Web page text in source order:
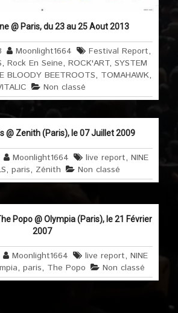
@ Paris, du 23 au 25 Aout 2013
Moonlight1664 Festival Report,
, Rock En Seine, ROCK'ART, SYSTEM
BLOODY BEETROOTS, TOMAHAWK,
Non classé
@ Zenith (Paris), le 07 Juillet 2009
Moonlight1664 live report, NINE
, paris, Zénith Non classé
Popo @ Olympia (Paris), le 21 Février
2007
Moonlight1664 live report,NINE
, paris, The Popo Non classé